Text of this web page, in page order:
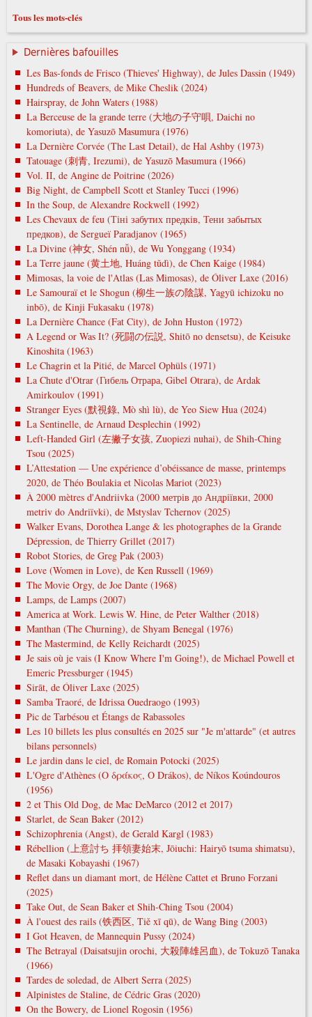
Tous les mots-clés
Dernières bafouilles
Les Bas-fonds de Frisco (Thieves' Highway), de Jules Dassin (1949)
Hundreds of Beavers, de Mike Cheslik (2024)
Hairspray, de John Waters (1988)
La Berceuse de la grande terre (大地の子守唄, Daichi no
komoriuta), de Yasuzō Masumura (1976)
La Dernière Corvée (The Last Detail), de Hal Ashby (1973)
Tatouage (刺青, Irezumi), de Yasuzō Masumura (1966)
Vol. II, de Angine de Poitrine (2026)
Big Night, de Campbell Scott et Stanley Tucci (1996)
In the Soup, de Alexandre Rockwell (1992)
Les Chevaux de feu (Тіні забутих предків, Тени забытых
предков), de Sergueï Paradjanov (1965)
La Divine (神女, Shén nǚ), de Wu Yonggang (1934)
La Terre jaune (黄土地, Huáng tǔdì), de Chen Kaige (1984)
Mimosas, la voie de l'Atlas (Las Mimosas), de Óliver Laxe (2016)
Le Samouraï et le Shogun (柳生一族の陰謀, Yagyū ichizoku no
inbō), de Kinji Fukasaku (1978)
La Dernière Chance (Fat City), de John Huston (1972)
A Legend or Was It? (死闘の伝説, Shitō no densetsu), de Keisuke
Kinoshita (1963)
Le Chagrin et la Pitié, de Marcel Ophüls (1971)
La Chute d'Otrar (Гибель Отрара, Gibel Otrara), de Ardak
Amirkoulov (1991)
Stranger Eyes (默視錄, Mò shì lù), de Yeo Siew Hua (2024)
La Sentinelle, de Arnaud Desplechin (1992)
Left-Handed Girl (左撇子女孩, Zuopiezi nuhai), de Shih-Ching
Tsou (2025)
L’Attestation — Une expérience d’obéissance de masse, printemps
2020, de Théo Boulakia et Nicolas Mariot (2023)
À 2000 mètres d'Andriivka (2000 метрів до Андріївки, 2000
metrіv do Andrіїvki), de Mstyslav Tchernov (2025)
Walker Evans, Dorothea Lange & les photographes de la Grande
Dépression, de Thierry Grillet (2017)
Robot Stories, de Greg Pak (2003)
Love (Women in Love), de Ken Russell (1969)
The Movie Orgy, de Joe Dante (1968)
Lamps, de Lamps (2007)
America at Work. Lewis W. Hine, de Peter Walther (2018)
Manthan (The Churning), de Shyam Benegal (1976)
The Mastermind, de Kelly Reichardt (2025)
Je sais où je vais (I Know Where I'm Going!), de Michael Powell et
Emeric Pressburger (1945)
Sirāt, de Óliver Laxe (2025)
Samba Traoré, de Idrissa Ouedraogo (1993)
Pic de Tarbésou et Étangs de Rabassoles
Les 10 billets les plus consultés en 2025 sur "Je m'attarde" (et autres
bilans personnels)
Le jardin dans le ciel, de Romain Potocki (2025)
L'Ogre d'Athènes (Ο δράκος, O Drákos), de Níkos Koúndouros
(1956)
2 et This Old Dog, de Mac DeMarco (2012 et 2017)
Starlet, de Sean Baker (2012)
Schizophrenia (Angst), de Gerald Kargl (1983)
Rébellion (上意討ち 拝領妻始末, Jōiuchi: Hairyō tsuma shimatsu),
de Masaki Kobayashi (1967)
Reflet dans un diamant mort, de Hélène Cattet et Bruno Forzani
(2025)
Take Out, de Sean Baker et Shih-Ching Tsou (2004)
À l'ouest des rails (铁西区, Tiě xī qū), de Wang Bing (2003)
I Got Heaven, de Mannequin Pussy (2024)
The Betrayal (Daisatsujin orochi, 大殺陣雄呂血), de Tokuzō Tanaka
(1966)
Tardes de soledad, de Albert Serra (2025)
Alpinistes de Staline, de Cédric Gras (2020)
On the Bowery, de Lionel Rogosin (1956)